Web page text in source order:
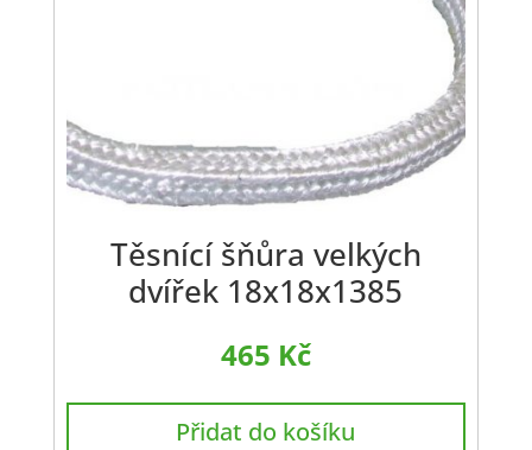
Těsnící šňůra velkých
dvířek 18x18x1385
465 Kč
Přidat do košíku